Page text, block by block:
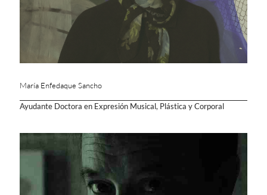
María Enfedaque Sancho
Ayudante Doctora en Expresión Musical, Plástica y Corporal